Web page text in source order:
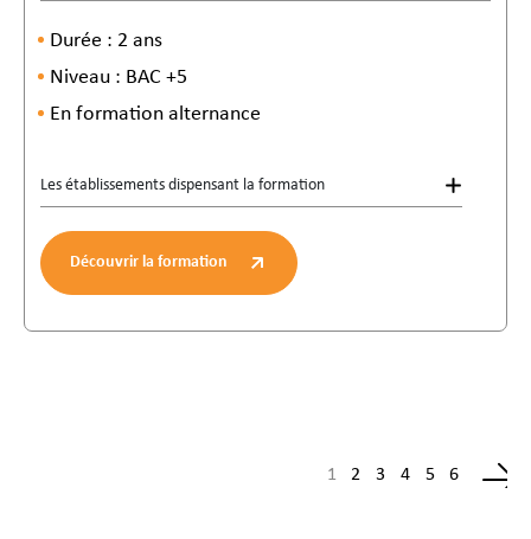
Durée : 2 ans
Niveau : BAC +5
En formation alternance
Les établissements dispensant la formation
Découvrir la formation
1 2 3 4 5 6